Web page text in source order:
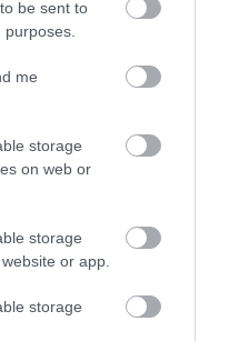
be sent to
me
storage
on web or
storage
or app.
storage
Jelentés
ételek,
túltolt árak.
nem az a
Jelentés
egyáltalán nem